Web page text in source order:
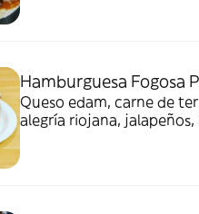
Hamburguesa Fogosa
Queso edam, carne de
alegría riojana,